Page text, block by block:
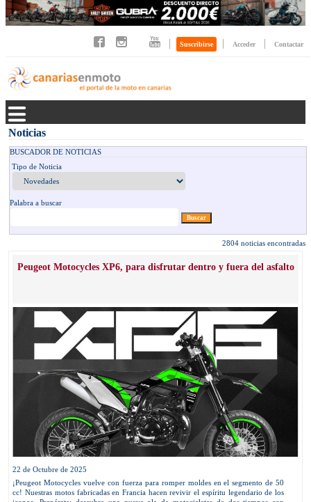
| Suscribirse | Acceder |Contactar
Noticias
BUSCADOR DE NOTICIAS
Tipo de Noticia
Palabra a buscar
2804 noticias encontradas
Peugeot Motocycles XP6, para disfrutar dentro y fuera del asfalto
22 de Octubre de 2025
¡Peugeot Motocycles vuelve con fuerza para romper moldes en el segmento de 50
cc! Nuestras motos fabricadas en Francia hacen revivir el espíritu legendario de los